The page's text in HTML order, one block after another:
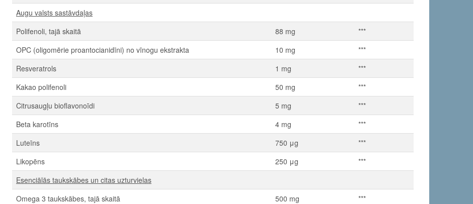
Augu valsts sastāvdaļas
Polifenoli, tajā skaitā
88 mg
***
OPC (oligomērie proantocianidīni) no vīnogu ekstrakta
10 mg
***
Resveratrols
1 mg
***
Kakao polifenoli
50 mg
***
Citrusaugļu bioflavonoīdi
5 mg
***
Beta karotīns
4 mg
***
Luteīns
750 μg
***
Likopēns
250 μg
***
Esenciālās taukskābes un citas uzturvielas
Omega 3 taukskābes, tajā skaitā
500 mg
***